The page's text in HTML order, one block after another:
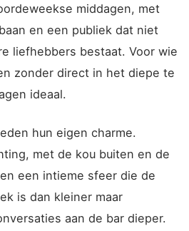
middagen, met
en een publiek dat niet
liefhebbers bestaat. Voor wie
zonder direct in het diepe te
ideaal.
hun eigen charme.
met de kou buiten en de
een intieme sfeer die de
is dan kleiner maar
aan de bar dieper.